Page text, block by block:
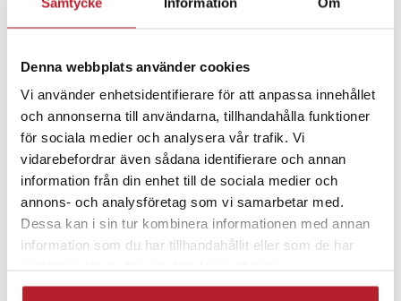
Denna webbplats använder cookies
Vi använder enhetsidentifierare för att anpassa innehållet
och annonserna till användarna, tillhandahålla funktioner
för sociala medier och analysera vår trafik. Vi
vidarebefordrar även sådana identifierare och annan
information från din enhet till de sociala medier och
annons- och analysföretag som vi samarbetar med.
Dessa kan i sin tur kombinera informationen med annan
information som du har tillhandahållit eller som de har
Bosch MEM 5
Bosch G107
Delnummer
FDK 2CR14250SE
Bosch 49753
Artikelnummer:API-111728
Batterier Specialbatterier